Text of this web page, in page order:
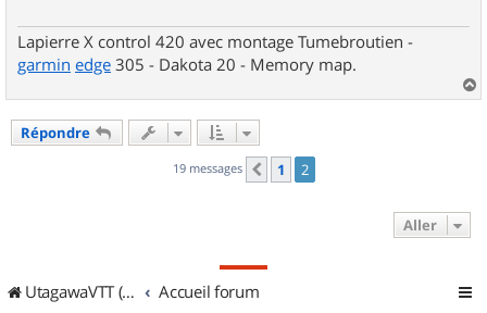
Lapierre X control 420 avec montage Tumebroutien -
garmin edge 305 - Dakota 20 - Memory map.
a
Répondre
19 messages Précédent
1 2
Aller
UtagawaVTT (Randos VTT et VTTAE avec traces GPS) Accueil forum